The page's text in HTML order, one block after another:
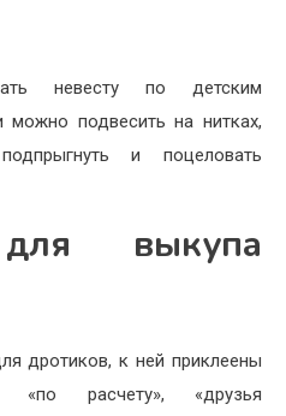
невесту по детским
подвесить на нитках,
и поцеловать
выкупа
дротиков, к ней приклеены
расчету», «друзья